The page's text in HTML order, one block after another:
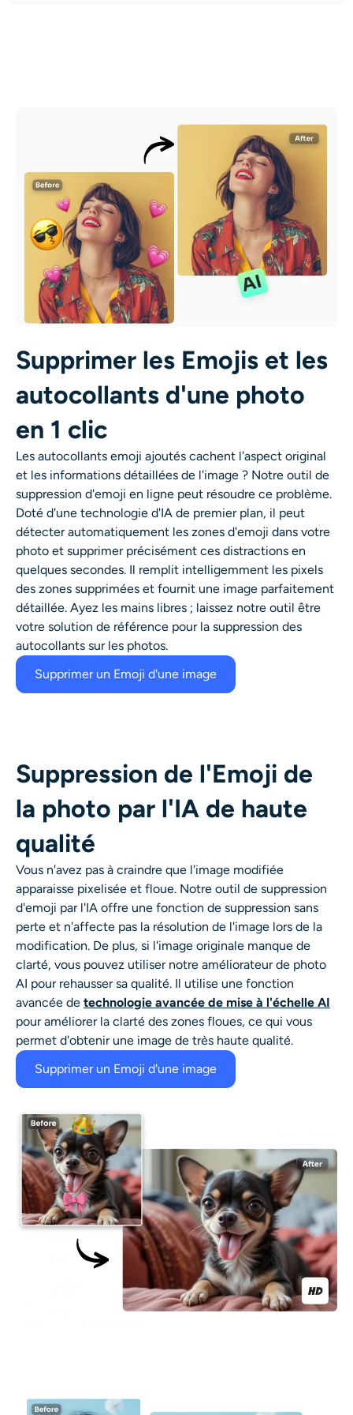
Changeur de vêtements
Bébé IA
Filtre AI
Générateur de tirs à la tête Pro
Générateur de tirs à la tête IA
Créateur de photos d’identité
Outils vidéo
Effets vidéo
Amplificateur vidéo
Suppression de filigrane vidéo
Supprimer les Emojis et les
autocollants d'une photo
en 1 clic
Les autocollants emoji ajoutés cachent l'aspect original
et les informations détaillées de l'image ? Notre outil de
suppression d'emoji en ligne peut résoudre ce problème.
Doté d'une technologie d'IA de premier plan, il peut
détecter automatiquement les zones d'emoji dans votre
photo et supprimer précisément ces distractions en
quelques secondes. Il remplit intelligemment les pixels
des zones supprimées et fournit une image parfaitement
détaillée. Ayez les mains libres ; laissez notre outil être
votre solution de référence pour la suppression des
autocollants sur les photos.
Supprimer un Emoji d'une image
Suppression de l'Emoji de
la photo par l'IA de haute
qualité
Vous n'avez pas à craindre que l'image modifiée
apparaisse pixelisée et floue. Notre outil de suppression
d'emoji par l'IA offre une fonction de suppression sans
perte et n'affecte pas la résolution de l'image lors de la
modification. De plus, si l'image originale manque de
clarté, vous pouvez utiliser notre améliorateur de photo
AI pour rehausser sa qualité. Il utilise une fonction
avancée de technologie avancée de mise à l'échelle AI
pour améliorer la clarté des zones floues, ce qui vous
permet d'obtenir une image de très haute qualité.
Supprimer un Emoji d'une image